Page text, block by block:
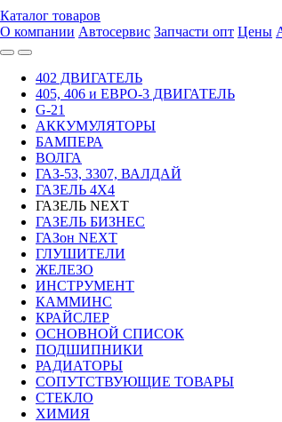
Каталог товаров
О компании Автосервис Запчасти опт Цены
402 ДВИГАТЕЛЬ
405, 406 и ЕВРО-3 ДВИГАТЕЛЬ
G-21
АККУМУЛЯТОРЫ
БАМПЕРА
ВОЛГА
ГАЗ-53, 3307, ВАЛДАЙ
ГАЗЕЛЬ 4Х4
ГАЗЕЛЬ NEXT
ГАЗЕЛЬ БИЗНЕС
ГАЗон NEXT
ГЛУШИТЕЛИ
ЖЕЛЕЗО
ИНСТРУМЕНТ
КАММИНС
КРАЙСЛЕР
ОСНОВНОЙ СПИСОК
ПОДШИПНИКИ
РАДИАТОРЫ
СОПУТСТВУЮЩИЕ ТОВАРЫ
СТЕКЛО
ХИМИЯ